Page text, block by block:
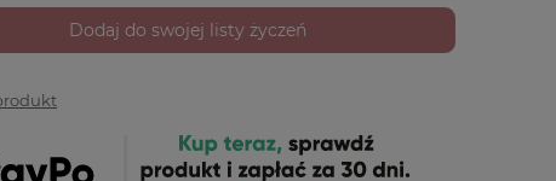
Dodaj do swojej listy życzeń